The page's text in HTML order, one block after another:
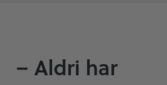
– Aldri har